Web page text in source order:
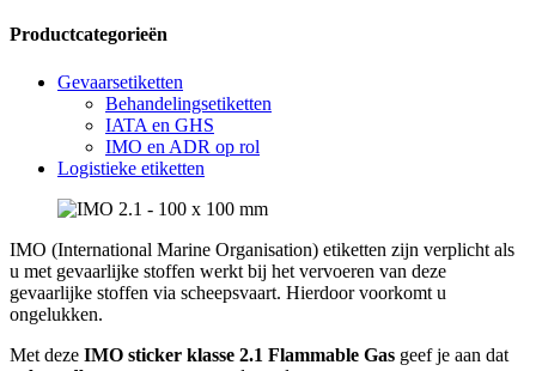
Productcategorieën
Gevaarsetiketten
Behandelingsetiketten
IATA en GHS
IMO en ADR op rol
Logistieke etiketten
IMO (International Marine Organisation) etiketten zijn verplicht als
u met gevaarlijke stoffen werkt bij het vervoeren van deze
gevaarlijke stoffen via scheepsvaart. Hierdoor voorkomt u
ongelukken.
Met deze IMO sticker klasse 2.1 Flammable Gas geef je aan dat